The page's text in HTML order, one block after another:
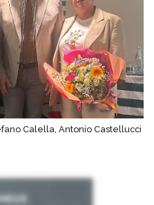
Calella, Antonio Castellucci